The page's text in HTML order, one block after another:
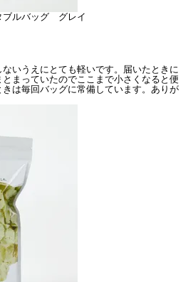
ブルバッグ グレイ
いうえにとても軽いです。届いたときに
まっていたのでここまで小さくなると便
は毎回バッグに常備しています。ありが